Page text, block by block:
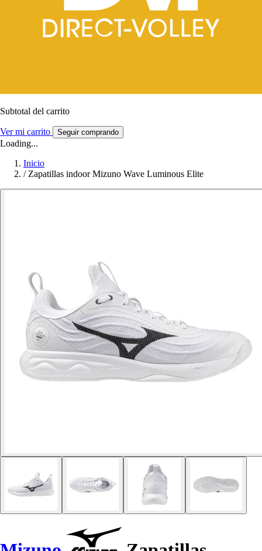
Subtotal del carrito
Ver mi carrito Seguir comprando
Loading...
Inicio
/ Zapatillas indoor Mizuno Wave Luminous Elite